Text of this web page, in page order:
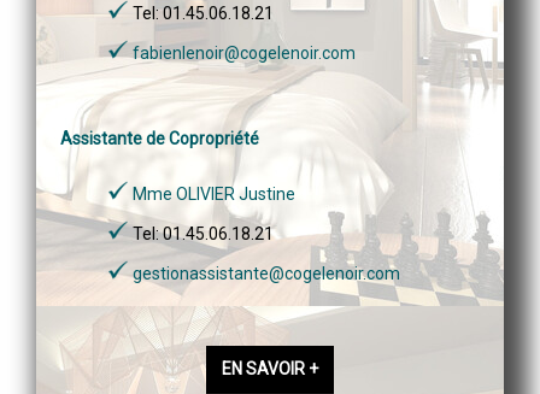
Tel: 01.45.06.18.21
fabienlenoir@cogelenoir.com
Assistante de Copropriété
Mme OLIVIER Justine
Tel: 01.45.06.18.21
gestionassistante@cogelenoir.com
EN SAVOIR +